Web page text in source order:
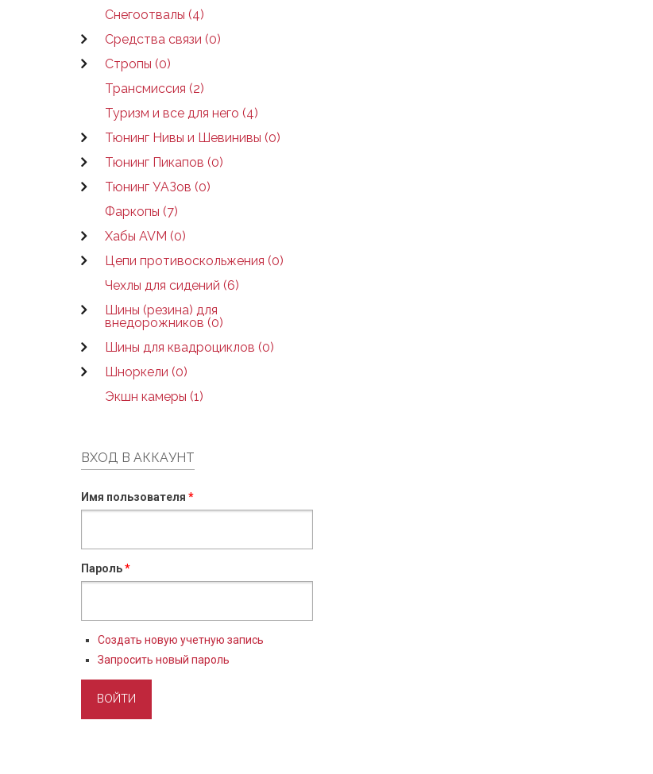
Снегоотвалы (4)
Средства связи (0)
Стропы (0)
Трансмиссия (2)
Туризм и все для него (4)
Тюнинг Нивы и Шевинивы (0)
Тюнинг Пикапов (0)
Тюнинг УАЗов (0)
Фаркопы (7)
Хабы AVM (0)
Цепи противоскольжения (0)
Чехлы для сидений (6)
Шины (резина) для
внедорожников (0)
Шины для квадроциклов (0)
Шноркели (0)
Экшн камеры (1)
ВХОД В АККАУНТ
Имя пользователя *
Пароль*
Создать новую учетную запись
Запросить новый пароль